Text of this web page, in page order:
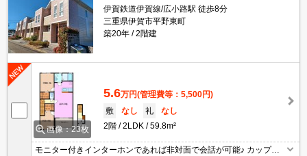
伊賀鉄道伊賀線/広小路駅 徒歩8分
三重県伊賀市平野東町
築20年
2階建
画像：23枚
5.6万円(管理費等：5,500円)
敷
なし 礼
なし
2階
2LDK 59.8m²
モニター付きインターホンであれば非対面で会話が可能♪ カップル